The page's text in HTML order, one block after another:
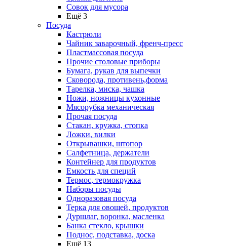
Совок для мусора
Ещё 3
Посуда
Кастрюли
Чайник заварочный, френч-пресс
Пластмассовая посуда
Прочие столовые приборы
Бумага, рукав для выпечки
Сковорода, противень,форма
Тарелка, миска, чашка
Ножи, ножницы кухонные
Мясорубка механическая
Прочая посуда
Стакан, кружка, стопка
Ложки, вилки
Открывашки, штопор
Салфетница, держатели
Контейнер для продуктов
Емкость для специй
Термос, термокружка
Наборы посуды
Одноразовая посуда
Терка для овощей, продуктов
Дуршлаг, воронка, масленка
Банка стекло, крышки
Поднос, подставка, доска
Ещё 13